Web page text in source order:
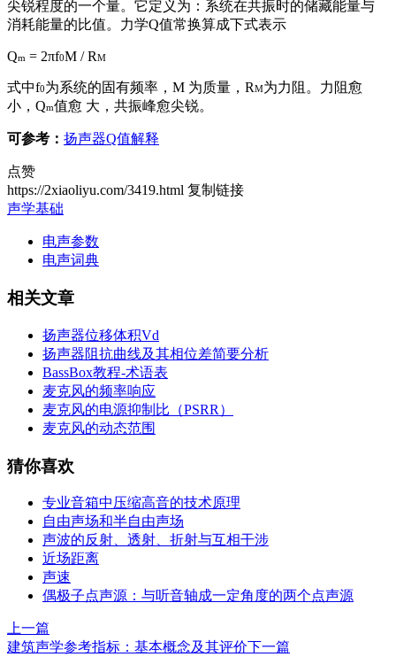
尖锐程度的一个量。它定义为：系统在共振时的储藏能量与
消耗能量的比值。力学Q值常换算成下式表示
Qm = 2πf0M / RM
式中f0为系统的固有频率，M 为质量，RM为力阻。力阻愈
小，Qm值愈 大，共振峰愈尖锐。
可参考： 扬声器Q值解释
点赞
https://2xiaoliyu.com/3419.html 复制链接
声学基础
电声参数
电声词典
相关文章
扬声器位移体积Vd
扬声器阻抗曲线及其相位差简要分析
BassBox教程-术语表
麦克风的频率响应
麦克风的电源抑制比（PSRR）
麦克风的动态范围
猜你喜欢
专业音箱中压缩高音的技术原理
自由声场和半自由声场
声波的反射、透射、折射与互相干涉
近场距离
声速
偶极子点声源：与听音轴成一定角度的两个点声源
上一篇
建筑声学参考指标：基本概念及其评价下一篇